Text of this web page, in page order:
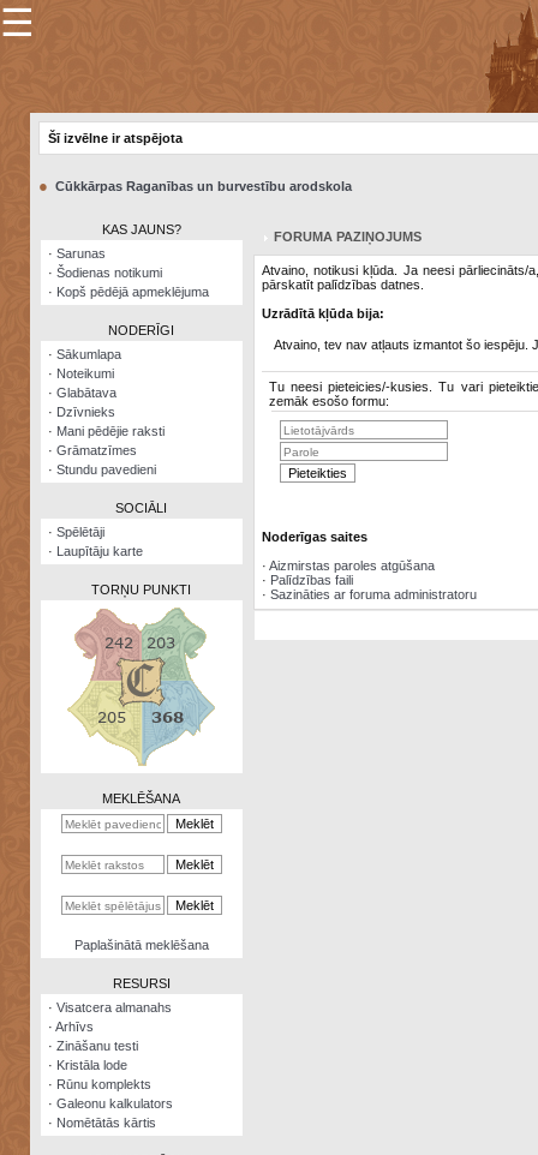
×
Šodienas
notikumi
Visatcera
almanahs
Arhīvs
Zināšanu
kalkulators
Nomētātās
☰
Šī izvēlne ir atspējota
● Cūkkārpas Raganības un burvestību arodskola
KAS JAUNS?
· Sarunas
· Šodienas notikumi
· Kopš pēdējā apmeklējuma
NODERĪGI
· Sākumlapa
· Noteikumi
· Glabātava
· Dzīvnieks
· Mani pēdējie raksti
· Grāmatzīmes
· Stundu pavedieni
SOCIĀLI
· Spēlētāji
· Laupītāju karte
TORŅU PUNKTI
MEKLĒŠANA
Paplašinātā meklēšana
RESURSI
· Visatcera almanahs
· Arhīvs
· Zināšanu testi
· Kristāla lode
· Rūnu komplekts
· Galeonu kalkulators
· Nomētātās kārtis
FORUMA PAZIŅOJUMS
Atvaino, notikusi kļūda. Ja neesi pārliecināts/
pārskatīt palīdzības datnes.
Uzrādītā kļūda bija:
Atvaino, tev nav atļauts izmantot šo iespēju.
Tu neesi pieteicies/-kusies. Tu vari
zemāk esošo formu:
Noderīgas saites
· Aizmirstas paroles atgūšana
· Palīdzības faili
· Sazināties ar foruma administratoru